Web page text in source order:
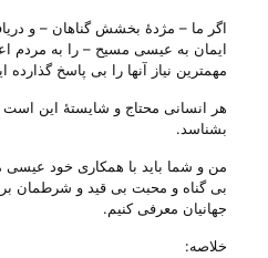
اگر ما – مژدهٔ بخشش گناهان – و
ایمان به عیسی مسیح – را به مردم
مهمترین نیاز آنها را بی‌ پاسخ گذارده
هر انسانی محتاج و شایستهٔ این
بشناسد.
من و شما باید با همکاری خود
بی‌ گناه و محبت بی‌ قید و شرطمان
جهانیان معرفی کنیم.
خلاصه: